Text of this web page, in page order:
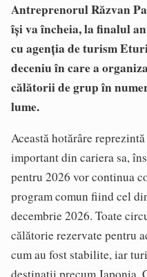
Antreprenorul Răzvan
își va încheia, la finalul
cu agenția de turism
deceniu în care a
călătorii de grup în
lume.
Această hotărâre
important din cariera sa,
pentru 2026 vor continua
program comun fiind cel
decembrie 2026. Toate
călătorie rezervate pentru
cum au fost stabilite, iar